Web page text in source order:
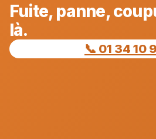
Fuite, panne,
là.
📞 01 34 10